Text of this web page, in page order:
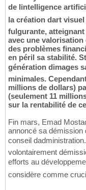
de lintelligence
la création dart
fulgurante, atteignant
avec une
des problèmes
en péril sa stabilité.
génération dimages
minimales.
millions de dollars)
(seulement 11
sur la rentabilité de
Fin mars, Emad
annoncé sa démission
conseil
volontairement
efforts au
considère comme